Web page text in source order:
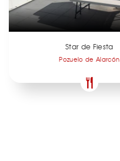
Star de Fiesta
Pozuelo de Alarcón